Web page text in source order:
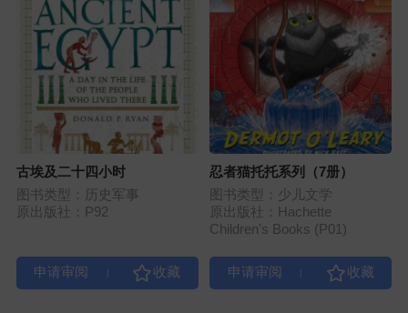
古埃及二十四小时
图书类型：历史军事
原出版社：P92
忍者猫托托系列（7册）
图书类型：少儿文学
原出版社：Hachette
Children's Books (P01)